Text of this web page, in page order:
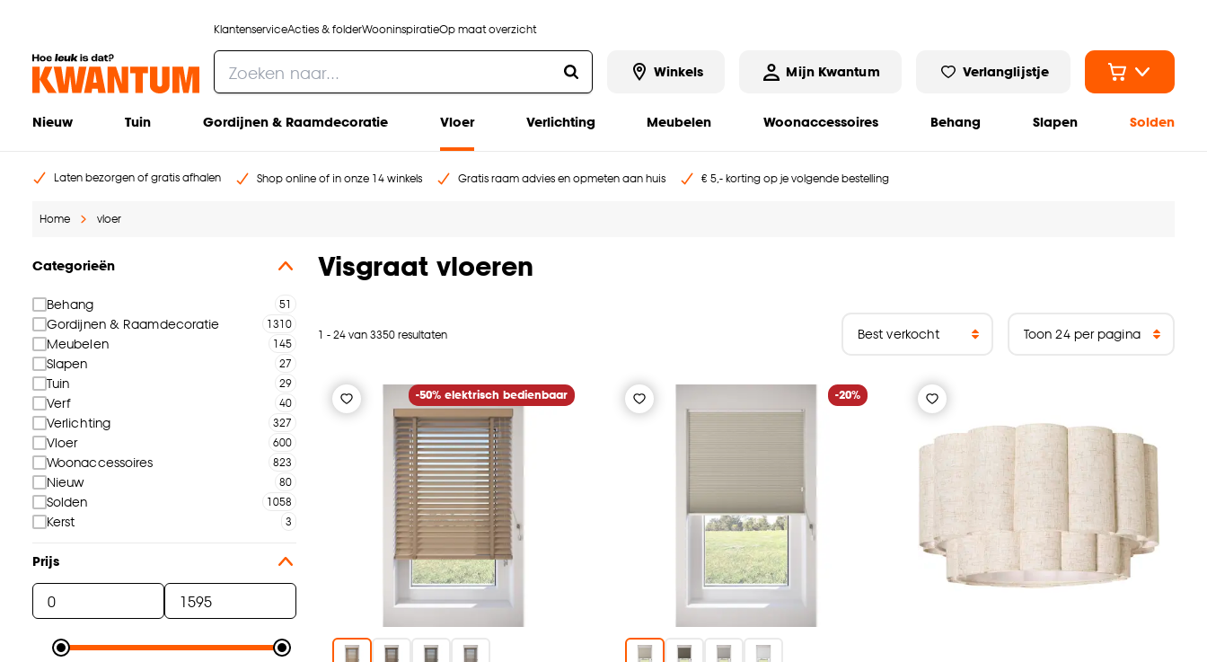
KlantenserviceActies & folderWooninspiratieOp maat overzicht
Winkels Mijn Kwantum Verlanglijstje
Nieuw Tuin Gordijnen & Raamdecoratie Vloer Verlichting Meubelen Woonaccessoires Behang Slapen Solden
Laten bezorgen of gratis afhalen Shop online of in onze 14 winkels Gratis raam advies en opmeten aan huis € 5,- korting op je volgende bestelling
Home vloer
Categorieën
Behang
Gordijnen & Raamdecoratie
Meubelen
Slapen
Tuin
Verf
Verlichting
Vloer
Woonaccessoires
Nieuw
Solden
Kerst
Prijs
Visgraat vloeren
1 - 24 van 3350 resultaten
-50% elektrisch bedienbaar -20%